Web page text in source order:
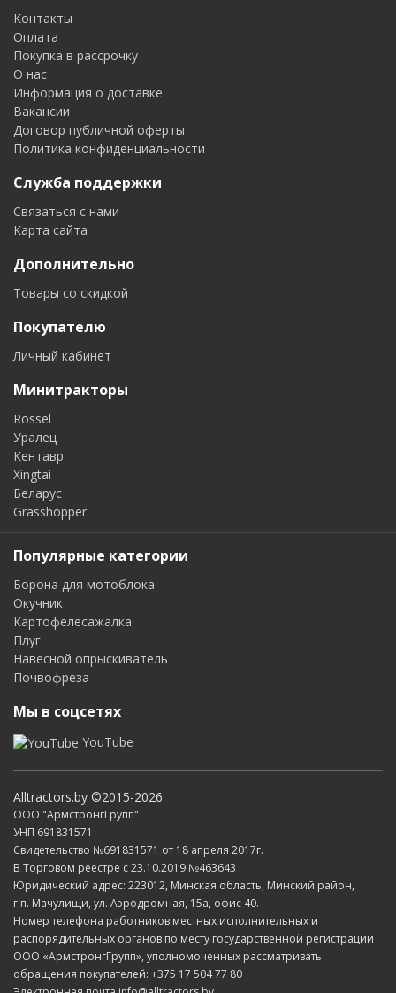
Контакты
Оплата
Покупка в рассрочку
О нас
Информация о доставке
Вакансии
Договор публичной оферты
Политика конфиденциальности
Служба поддержки
Связаться с нами
Карта сайта
Дополнительно
Товары со скидкой
Покупателю
Личный кабинет
Минитракторы
Rossel
Уралец
Кентавр
Xingtai
Беларус
Grasshopper
Популярные категории
Борона для мотоблока
Окучник
Картофелесажалка
Плуг
Навесной опрыскиватель
Почвофреза
Мы в соцсетях
YouTube
Alltractors.by ©2015-2026
ООО "АрмстронгГрупп"
УНП 691831571
Свидетельство №691831571 от 18 апреля 2017г.
В Торговом реестре с 23.10.2019 №463643
Юридический адрес: 223012, Минская область, Минский район,
г.п. Мачулищи, ул. Аэродромная, 15а, офис 40.
Номер телефона работников местных исполнительных и
распорядительных органов по месту государственной регистрации
ООО «АрмстронгГрупп», уполномоченных рассматривать
обращения покупателей: +375 17 504 77 80